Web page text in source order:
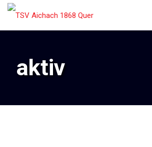
aktiv